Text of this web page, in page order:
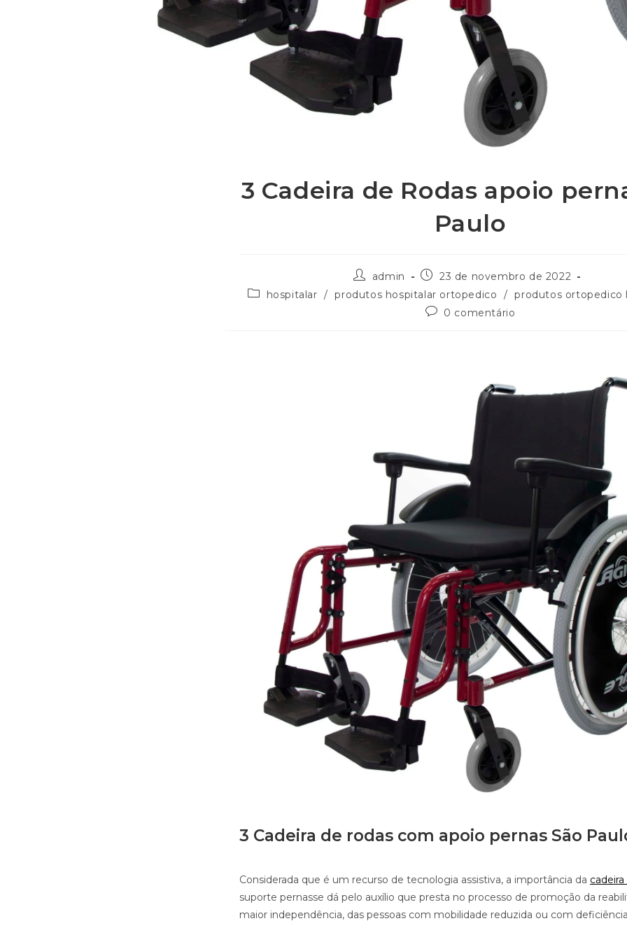
3 Cadeira de Rodas apoio
Paulo
admin
23 de novembro de 2022
hospitalar / produtos hospitalar ortopedico / produtos ortopedico
0 comentário
3 Cadeira de rodas com apoio pernas São
Considerada que é um recurso de tecnologia assistiva, a importância da
suporte pernasse dá pelo auxílio que presta no processo de promoção da
maior independência, das pessoas com mobilidade reduzida ou com